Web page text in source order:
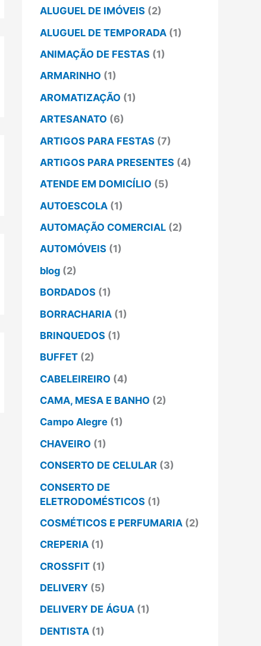
ALUGUEL DE IMÓVEIS (2)
ALUGUEL DE TEMPORADA (1)
ANIMAÇÃO DE FESTAS (1)
ARMARINHO (1)
AROMATIZAÇÃO (1)
ARTESANATO (6)
ARTIGOS PARA FESTAS (7)
ARTIGOS PARA PRESENTES (4)
ATENDE EM DOMICÍLIO (5)
AUTOESCOLA (1)
AUTOMAÇÃO COMERCIAL (2)
AUTOMÓVEIS (1)
blog (2)
BORDADOS (1)
BORRACHARIA (1)
BRINQUEDOS (1)
BUFFET (2)
CABELEIREIRO (4)
CAMA, MESA E BANHO (2)
Campo Alegre (1)
CHAVEIRO (1)
CONSERTO DE CELULAR (3)
CONSERTO DE
ELETRODOMÉSTICOS (1)
COSMÉTICOS E PERFUMARIA (2)
CREPERIA (1)
CROSSFIT (1)
DELIVERY (5)
DELIVERY DE ÁGUA (1)
DENTISTA (1)